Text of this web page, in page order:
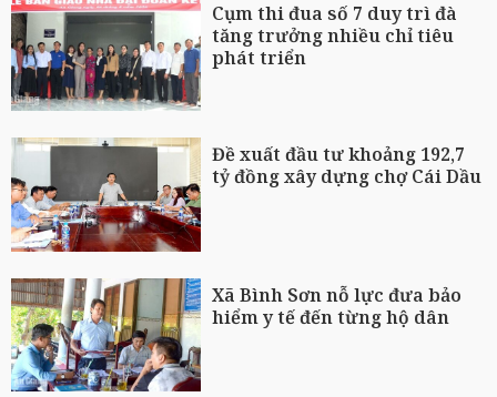
Cụm thi đua số 7 duy trì đà
tăng trưởng nhiều chỉ tiêu
phát triển
Đề xuất đầu tư khoảng 192,7
tỷ đồng xây dựng chợ Cái Dầu
Xã Bình Sơn nỗ lực đưa bảo
hiểm y tế đến từng hộ dân